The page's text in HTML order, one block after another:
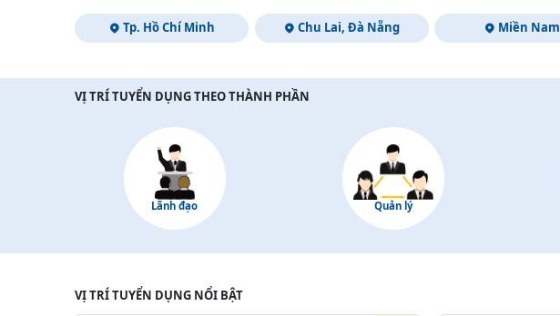
Tp. Hồ Chí Minh Chu Lai, Đà Nẵng Miền Nam
VỊ TRÍ TUYỂN DỤNG THEO THÀNH PHẦN
Lãnh đạo Quản lý
VỊ TRÍ TUYỂN DỤNG NỔI BẬT